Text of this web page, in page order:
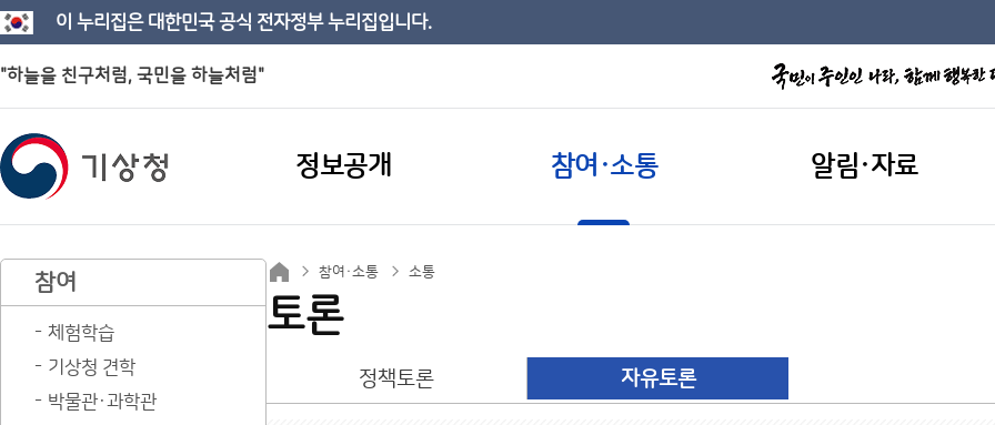
이 누리집은 대한민국 공식 전자정부 누리집입니다.
"하늘을 친구처럼, 국민을 하늘처럼"
정보공개 참여·소통 알림·자료
참여
체험학습
기상청 견학
박물관·과학관
참여·소통 소통
토론
정책토론 자유토론